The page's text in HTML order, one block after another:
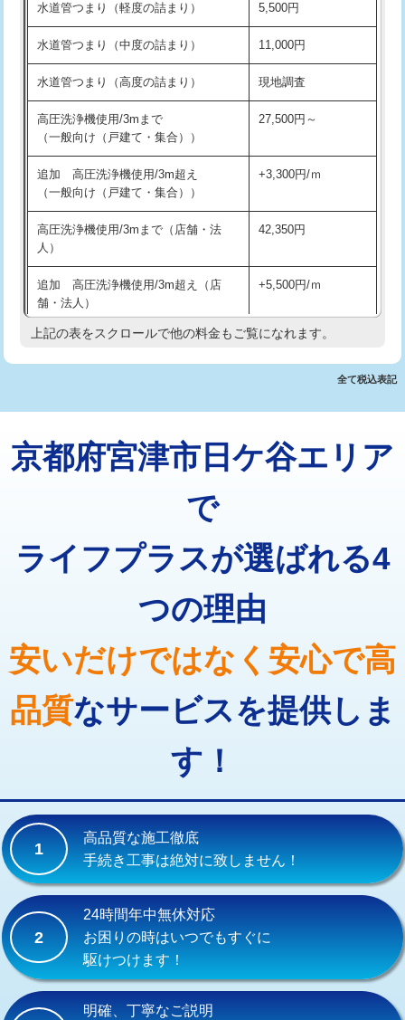
洗面台設置 38,500円
化粧台設置 22,000円
追加人工 16,500円
廃棄・処分 現場見積
※給水管工事は20mmまでの価格です。
交換・取付(排水栓・排水トラップ
22,000円+材料費
持込商品取付（混合水栓）
持込商品取付（浄水器・分岐水栓） 16,500円
業）
排水管工事（追加 排水管工事/3ｍ超
え）
マス交換（土の掘削・埋め戻し作業） 11,000円~
マス交換（深さ50㎝以上） 66,000円
コンクリート斫り（厚さ10㎝超え）
モルタル補修（厚さ10㎝まで） 27,500円
16,500円
廃棄・処分 現場見積
水道管つまり（軽度の詰まり） 5,500円
水道管つまり（中度の詰まり） 11,000円
水道管つまり（高度の詰まり） 現地調査
高圧洗浄機使用/3mまで
（一般向け（戸建て・集合））
27,500円～
追加 高圧洗浄機使用/3m超え
（一般向け（戸建て・集合））
+3,300円/ｍ
高圧洗浄機使用/3mまで（店舗・法
人）
42,350円
追加 高圧洗浄機使用/3m超え（店
舗・法人）
+5,500円/ｍ
高度高圧洗浄換 現地調査
トーラー機使用/3mまで 33,000円
追加トーラー機使用/3m超え +3,300円
止水・漏水調査・防水処理・清掃・修
11,000円
止水・漏水調査・防水処理・清掃・修
22,000円
止水・漏水調査・防水処理・清掃・修
理・調整・分解・加工など（重作業）
33,000円
その他部品の脱着 8,800円～
交換・取付(単水栓（壁付・デッキ
式）)
13,200円+材料費
交換・取付(混合水栓（壁付・デッキ
式・ワンホール）)
16,500円+材料費
交換・取付(排水栓・排水トラップ
（P/S/ポップアップ））
交換・取付（その他部品）
持込商品取付（単水栓）
上記の表をスクロールで他の料金もご覧になれます。
全て税込表記
京都府宮津市日ケ谷エリア
で
ライフプラスが選ばれる4
つの理由
安いだけではなく安心で高
品質なサービスを提供しま
す！
1
高品質な施工徹底
手続き工事は絶対に致しません！
2
24時間年中無休対応
お困りの時はいつでもすぐに
駆けつけます！
明確、丁寧なご説明